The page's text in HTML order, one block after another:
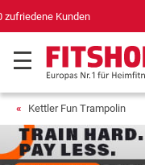
für
Kettler Fun Trampolin